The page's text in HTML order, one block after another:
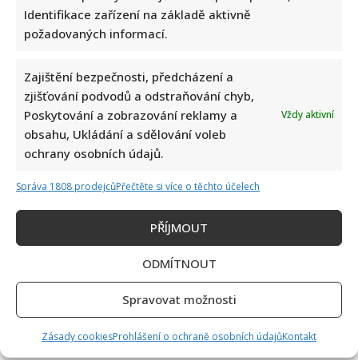
Identifikace zařízení na základě aktivně
požadovaných informací.
Zajištění bezpečnosti, předcházení a
zjišťování podvodů a odstraňování chyb,
Poskytování a zobrazování reklamy a
obsahu, Ukládání a sdělování voleb
ochrany osobních údajů.
Vždy aktivní
Správa 1808 prodejcůPřečtěte si více o těchto účelech
PŘÍJMOUT
ODMÍTNOUT
Spravovat možnosti
Zásady cookiesProhlášení o ochraně osobních údajůKontakt